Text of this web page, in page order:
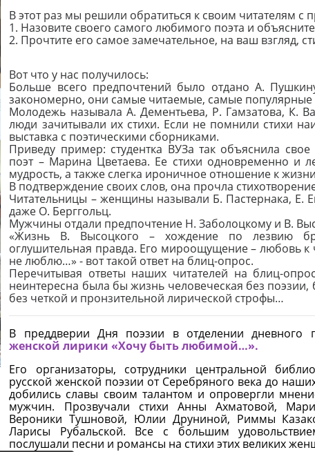
В этот раз мы решили обратиться к своим читателям с
1. Назовите своего самого любимого поэта и
2. Прочтите его самое замечательное, на ваш взгляд,
Вот что у нас получилось:
Больше всего предпочтений было отдано А.
закономерно, они самые читаемые, самые популярные
Молодежь называла А. Дементьева, Р. Гамзатова, К.
люди зачитывали их стихи. Если не помнили стихи
выставка с поэтическими сборниками.
Приведу пример: студентка ВУЗа так объяснила
поэт – Марина Цветаева. Ее стихи одновременно и
мудрость, а также слегка ироничное отношение к
В подтверждение своих слов, она прочла
Читательницы – женщины называли Б. Пастернака, Е.
даже О. Берггольц.
Мужчины отдали предпочтение Н. Заболоцкому и В.
«Жизнь В. Высоцкого – хождение по лезвию
оглушительная правда. Его мироощущение – любовь к
не люблю…» - вот такой ответ на блиц-опрос.
Перечитывая ответы наших читателей на блиц-
неинтересна была бы жизнь человеческая без
без четкой и пронзительной лирической строфы…
В преддверии Дня поэзии в отделении дневного
женской лирики «Хочу быть любимой…».
Его организаторы, сотрудники центральной
русской женской поэзии от Серебряного века до
добились славы своим талантом и опровергли
мужчин. Прозвучали стихи Анны Ахматовой,
Вероники Тушновой, Юлии Друниной, Риммы
Ларисы Рубальской. Все с большим
послушали песни и романсы на стихи этих великих